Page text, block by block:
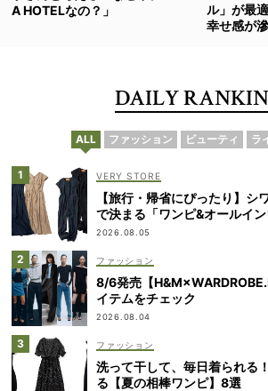
A HOTELなの？」
ル」が最
幸せ感が
DAILY
ALL ファッション ビューティ ラ
VERY STORE
【旅行・帰省にぴったり】シ
で決まる「ワンピ&オールイ
2026.08.05
ファッション
8/6発売【
イテムをチェック
2026.08.04
ファッション
洗って干して、毎日着られる
る【夏の相棒ワンピ】8選